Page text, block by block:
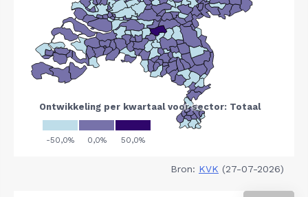
Bron: KVK (27-07-2026)